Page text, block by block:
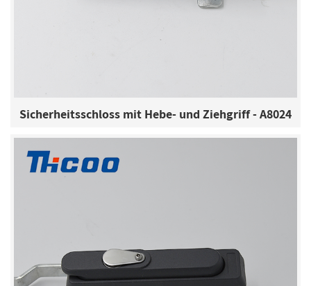
Sicherheitsschloss mit Hebe- und Ziehgriff - A8024